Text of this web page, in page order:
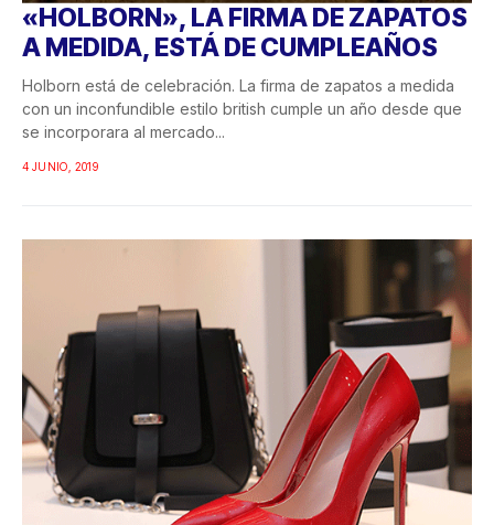
«HOLBORN», LA FIRMA DE ZAPATOS
A MEDIDA, ESTÁ DE CUMPLEAÑOS
Holborn está de celebración. La firma de zapatos a medida
con un inconfundible estilo british cumple un año desde que
se incorporara al mercado...
4 JUNIO, 2019